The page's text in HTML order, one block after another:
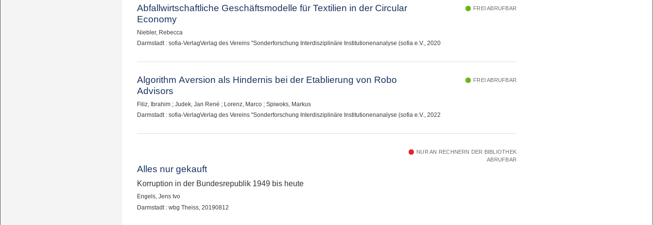
FREI ABRUFBAR
Abfallwirtschaftliche Geschäftsmodelle für Textilien in der Circular
Economy
Niebler, Rebecca
Darmstadt : sofia-VerlagVerlag des Vereins "Sonderforschung Interdisziplinäre Institutionenanalyse (sofia e.V., 2020
FREI ABRUFBAR
Algorithm Aversion als Hindernis bei der Etablierung von Robo
Advisors
Filiz, Ibrahim ; Judek, Jan René ; Lorenz, Marco ; Spiwoks, Markus
Darmstadt : sofia-VerlagVerlag des Vereins "Sonderforschung Interdisziplinäre Institutionenanalyse (sofia e.V., 2022
NUR AN RECHNERN DER BIBLIOTHEK
ABRUFBAR
Alles nur gekauft
Korruption in der Bundesrepublik 1949 bis heute
Engels, Jens Ivo
Darmstadt : wbg Theiss, 20190812